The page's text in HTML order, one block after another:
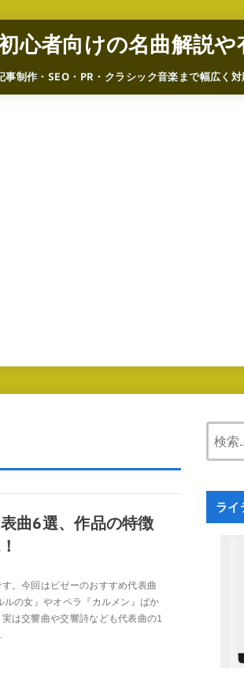
心者向けの名曲解説や
制作・SEO・PR・クラシック音楽まで幅広く対
曲6選、作品の特徴
。今回はビゼーのおすすめ代表曲
の女』やオペラ『カルメン』ばか
は交響曲や交響詩なども代表曲の1
ライ